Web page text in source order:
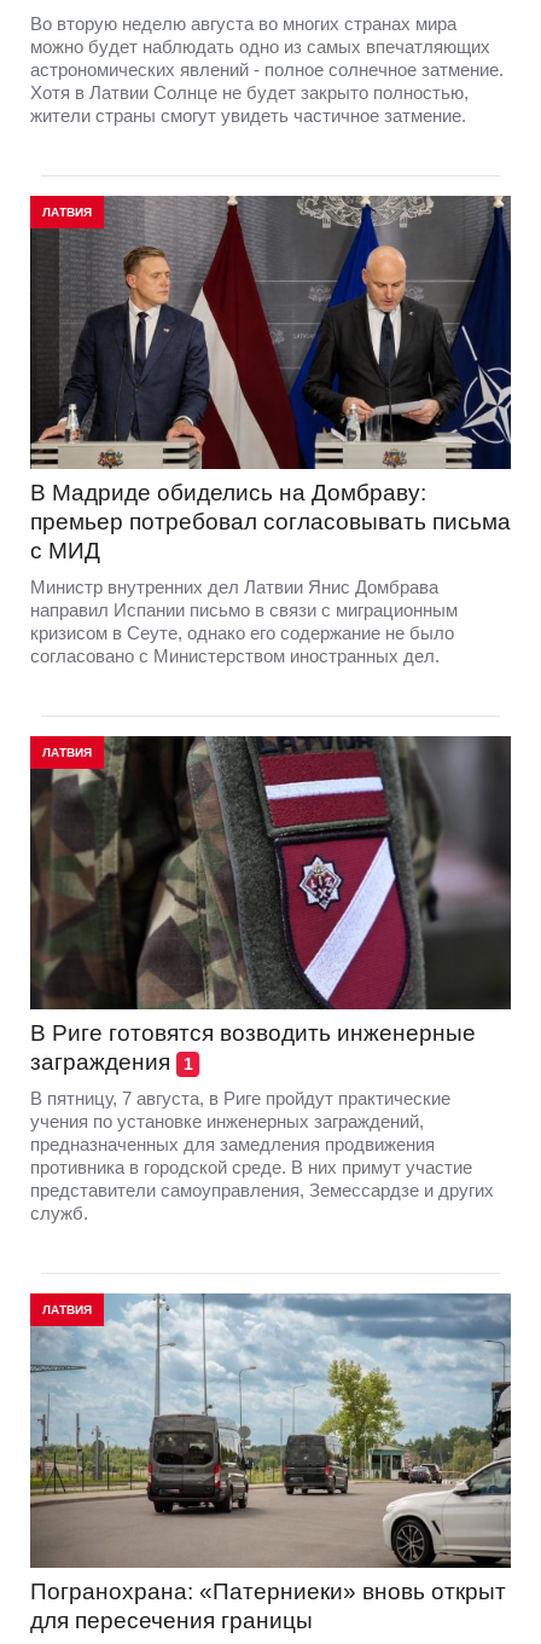
Во вторую неделю августа во многих странах мира
можно будет наблюдать одно из самых впечатляющих
астрономических явлений - полное солнечное затмение.
Хотя в Латвии Солнце не будет закрыто полностью,
жители страны смогут увидеть частичное затмение.
ЛАТВИЯ
В Мадриде обиделись на Домбраву:
премьер потребовал согласовывать письма
с МИД
Министр внутренних дел Латвии Янис Домбрава
направил Испании письмо в связи с миграционным
кризисом в Сеуте, однако его содержание не было
согласовано с Министерством иностранных дел.
ЛАТВИЯ
В Риге готовятся возводить инженерные
заграждения
1
В пятницу, 7 августа, в Риге пройдут практические
учения по установке инженерных заграждений,
предназначенных для замедления продвижения
противника в городской среде. В них примут участие
представители самоуправления, Земессардзе и других
служб.
ЛАТВИЯ
Погранохрана: «Патерниеки» вновь открыт
для пересечения границы